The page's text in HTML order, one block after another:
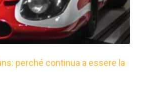
perché continua a essere la